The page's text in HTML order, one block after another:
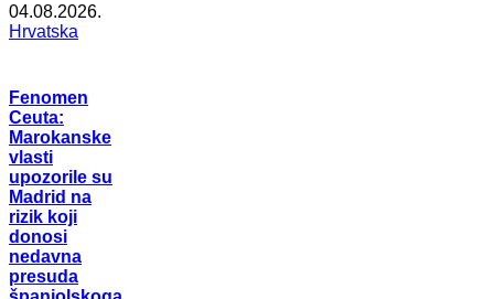
04.08.2026.
Hrvatska
Fenomen
Ceuta:
Marokanske
vlasti
upozorile su
Madrid na
rizik koji
donosi
nedavna
presuda